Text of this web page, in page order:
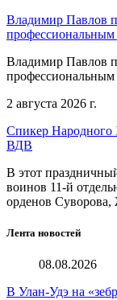
Владимир Павлов
профессиональным
Владимир Павлов
профессиональным
2 августа 2026 г.
Спикер Народного
ВДВ
В этот
воинов 11-й
орденов Суворова,
Лента новостей
08.08.2026
В Улан-Удэ на